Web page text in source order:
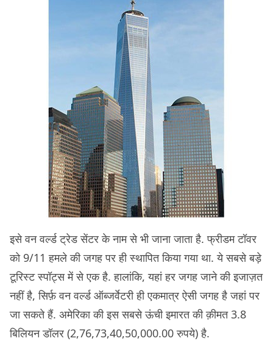
इसे वन वर्ल्ड ट्रेड सेंटर के नाम से भी जाना जाता है. फ्रीडम टॉवर
को 9/11 हमले की जगह पर ही स्थापित किया गया था. ये सबसे बड़े
टूरिस्ट स्पॉट्स में से एक है. हालांकि, यहां हर जगह जाने की इजाज़त
नहीं है, सिर्फ़ वन वर्ल्ड ऑब्जर्वेटरी ही एकमात्र ऐसी जगह है जहां पर
जा सकते हैं. अमेरिका की इस सबसे ऊंची इमारत की क़ीमत 3.8
बिलियन डॉलर (2,76,73,40,50,000.00 रुपये) है.